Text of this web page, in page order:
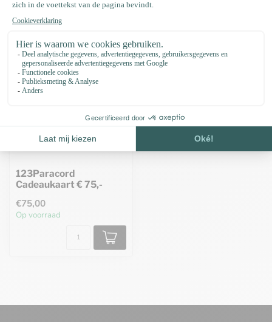
Recent bekeken
123Paracord
Cadeaukaart € 75,-
€75,00
Op voorraad